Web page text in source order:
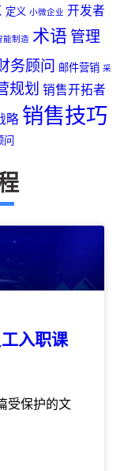
定义 小微企业 开发者
能制造 术语 管理
务顾问 邮件营销 采
规划 销售开拓者
略 销售技巧
问
入职课
受保护的文